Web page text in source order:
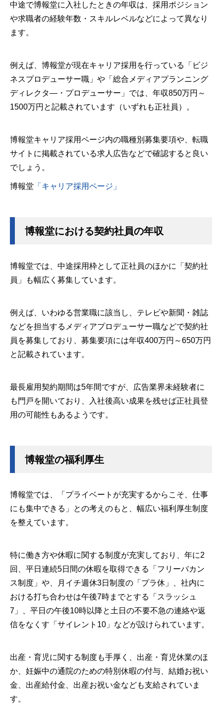
中途で博報堂に入社したときの年収は、採用ポジション
や求職者の経験年数・スキルレベルなどによって異なり
ます。
例えば、博報堂が現在キャリア採用を行っている「ビジ
ネスプロデューサー職」や「総合メディアプランニング
ディレクタ―・プロデューサー」では、年収850万円～
1500万円と記載されています（いずれも正社員）。
博報堂キャリア採用ページ内の職種別募集要項や、転職
サイトに掲載されている求人広告などで確認すると良い
でしょう。
博報堂 「キャリア採用ページ」
博報堂における契約社員の年収
博報堂では、中途採用枠として正社員のほかに「契約社
員」も幅広く募集しています。
例えば、いわゆる営業職に該当し、テレビや新聞・雑誌
などを担当するメディアプロデューサー職などで契約社
員を募集しており、募集要項には年収400万円～650万円
と記載されています。
最長雇用契約期間は5年間ですが、広告業界未経験者に
も門戸を開いており、入社後高い成果を残せば正社員登
用の可能性もあるようです。
博報堂の福利厚生
博報堂では、「プライベートが充実するからこそ、仕事
にも集中できる」との考えのもと、幅広い福利厚生制度
を整えています。
特に働き方や休暇に関する制度が充実しており、年に2
回、平日連続5日間の休暇を取得できる「フリーバカン
ス制度」や、月イチ週休3日制度の「プラ休」、社内に
おける打ち合わせは午後7時までとする「スラッシュ
7」、平日の午後10時以降と土日の不要不急の連絡や返
信をなくす「サイレント10」などが設けられています。
出産・育児に関する制度も手厚く、出産・育児休業のほ
か、妊娠中の通院のための特別休暇の付与、結婚お祝い
金、出産給付金、出産お祝い金なども支給されていま
す。